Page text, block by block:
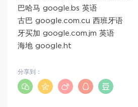
巴哈马 google.bs 英语
古巴 google.com.cu 西班牙语
牙买加 google.com.jm 英语
海地 google.ht
分享到：